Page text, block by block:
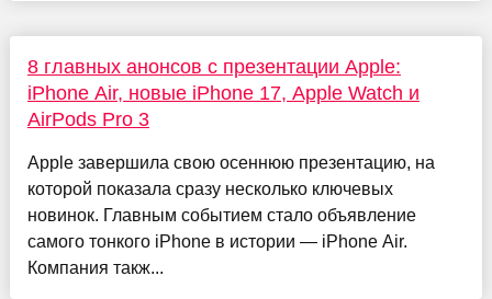
8 главных анонсов с презентации Apple:
iPhone Air, новые iPhone 17, Apple Watch и
AirPods Pro 3
Apple завершила свою осеннюю презентацию, на
которой показала сразу несколько ключевых
новинок. Главным событием стало объявление
самого тонкого iPhone в истории — iPhone Air.
Компания такж...